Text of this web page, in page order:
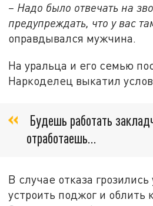
– Надо было отвечать на
предупреждать, что у вас
оправдывался мужчина.
На уральца и его семью
Наркоделец выкатил
Будешь работать
отработаешь…
В случае отказа
устроить поджог и облить